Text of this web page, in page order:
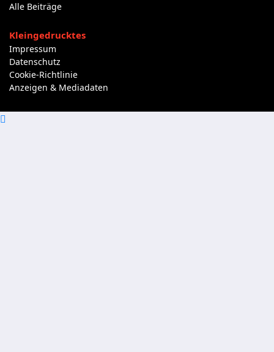
Alle Beiträge
Kleingedrucktes
Impressum
Datenschutz
Cookie-Richtlinie
Anzeigen & Mediadaten